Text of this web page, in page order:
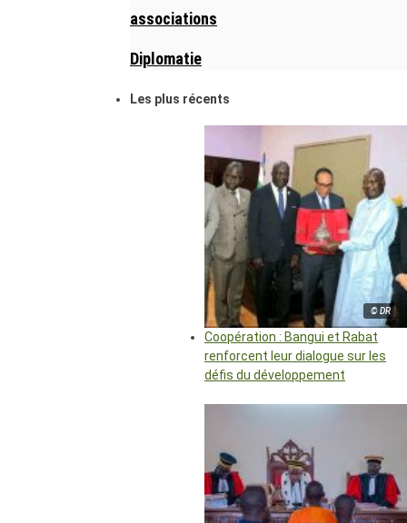
associations
Diplomatie
Les plus récents
© DR
Coopération : Bangui et Rabat
renforcent leur dialogue sur les
défis du développement